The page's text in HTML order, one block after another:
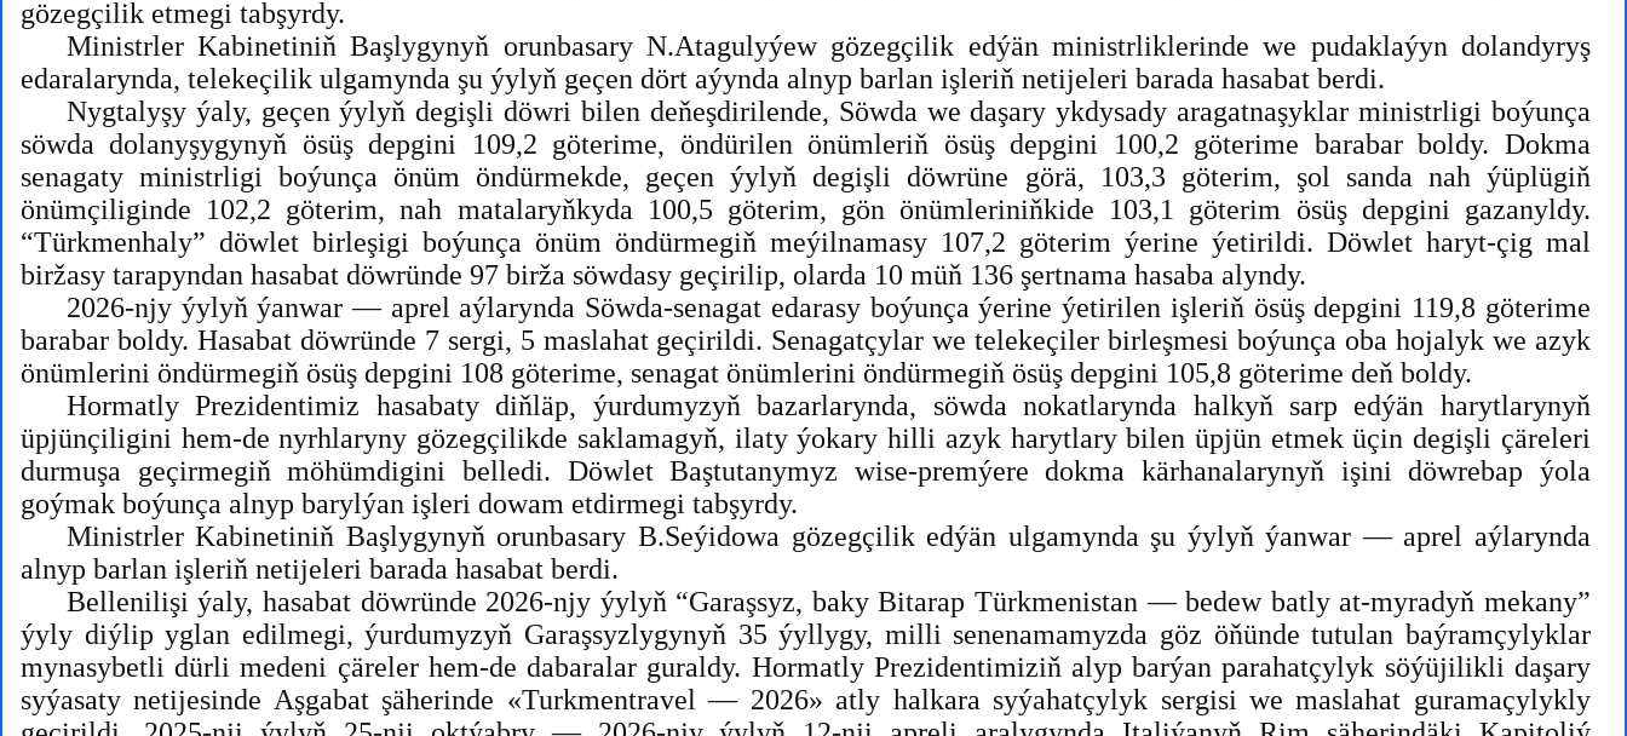
gözegçilik etmegi tabşyrdy.
Ministrler Kabinetiniň Başlygynyň orunbasary N.Atagulyýew gözegçilik edýän ministrliklerinde we pudaklaýyn dolandyryş
edaralarynda, telekeçilik ulgamynda şu ýylyň geçen dört aýynda alnyp barlan işleriň netijeleri barada hasabat berdi.
Nygtalyşy ýaly, geçen ýylyň degişli döwri bilen deňeşdirilende, Söwda we daşary ykdysady aragatnaşyklar ministrligi boýunça
söwda dolanyşygynyň ösüş depgini 109,2 göterime, öndürilen önümleriň ösüş depgini 100,2 göterime barabar boldy. Dokma
senagaty ministrligi boýunça önüm öndürmekde, geçen ýylyň degişli döwrüne görä, 103,3 göterim, şol sanda nah ýüplügiň
önümçiliginde 102,2 göterim, nah matalaryňkyda 100,5 göterim, gön önümleriniňkide 103,1 göterim ösüş depgini gazanyldy.
“Türkmenhaly” döwlet birleşigi boýunça önüm öndürmegiň meýilnamasy 107,2 göterim ýerine ýetirildi. Döwlet haryt-çig mal
biržasy tarapyndan hasabat döwründe 97 birža söwdasy geçirilip, olarda 10 müň 136 şertnama hasaba alyndy.
2026-njy ýylyň ýanwar — aprel aýlarynda Söwda-senagat edarasy boýunça ýerine ýetirilen işleriň ösüş depgini 119,8 göterime
barabar boldy. Hasabat döwründe 7 sergi, 5 maslahat geçirildi. Senagatçylar we telekeçiler birleşmesi boýunça oba hojalyk we azyk
önümlerini öndürmegiň ösüş depgini 108 göterime, senagat önümlerini öndürmegiň ösüş depgini 105,8 göterime deň boldy.
Hormatly Prezidentimiz hasabaty diňläp, ýurdumyzyň bazarlarynda, söwda nokatlarynda halkyň sarp edýän harytlarynyň
üpjünçiligini hem-de nyrhlaryny gözegçilikde saklamagyň, ilaty ýokary hilli azyk harytlary bilen üpjün etmek üçin degişli çäreleri
durmuşa geçirmegiň möhümdigini belledi. Döwlet Baştutanymyz wise-premýere dokma kärhanalarynyň işini döwrebap ýola
goýmak boýunça alnyp barylýan işleri dowam etdirmegi tabşyrdy.
Ministrler Kabinetiniň Başlygynyň orunbasary B.Seýidowa gözegçilik edýän ulgamynda şu ýylyň ýanwar — aprel aýlarynda
alnyp barlan işleriň netijeleri barada hasabat berdi.
Bellenilişi ýaly, hasabat döwründe 2026-njy ýylyň “Garaşsyz, baky Bitarap Türkmenistan — bedew batly at-myradyň mekany”
ýyly diýlip yglan edilmegi, ýurdumyzyň Garaşsyzlygynyň 35 ýyllygy, milli senenamamyzda göz öňünde tutulan baýramçylyklar
mynasybetli dürli medeni çäreler hem-de dabaralar guraldy. Hormatly Prezidentimiziň alyp barýan parahatçylyk söýüjilikli daşary
syýasaty netijesinde Aşgabat şäherinde «Turkmentravel — 2026» atly halkara syýahatçylyk sergisi we maslahat guramaçylykly